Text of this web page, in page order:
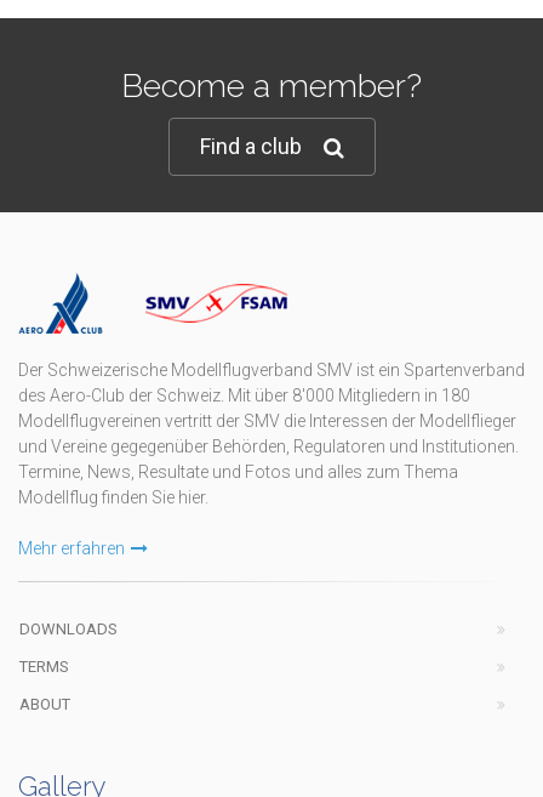
Become a member?
Find a club
Der Schweizerische Modellflugverband SMV ist ein Spartenverband
des Aero-Club der Schweiz. Mit über 8'000 Mitgliedern in 180
Modellflugvereinen vertritt der SMV die Interessen der Modellflieger
und Vereine gegegenüber Behörden, Regulatoren und Institutionen.
Termine, News, Resultate und Fotos und alles zum Thema
Modellflug finden Sie hier.
Mehr erfahren
DOWNLOADS
TERMS
ABOUT
Gallery